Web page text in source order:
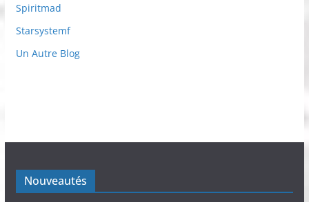
Spiritmad
Starsystemf
Un Autre Blog
Nouveautés